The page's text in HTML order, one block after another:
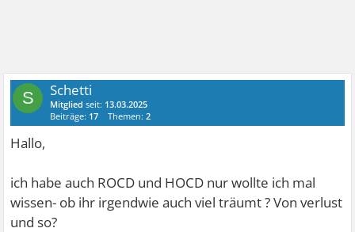
S Schetti
Mitglied seit: 13.03.2025
Beiträge: 17 Themen:2
Hallo,
ich habe auch ROCD und HOCD nur wollte ich mal
wissen- ob ihr irgendwie auch viel träumt ? Von verlust
und so?